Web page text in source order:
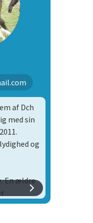
af Dch
med sin
og
En ældre
og 2 FT